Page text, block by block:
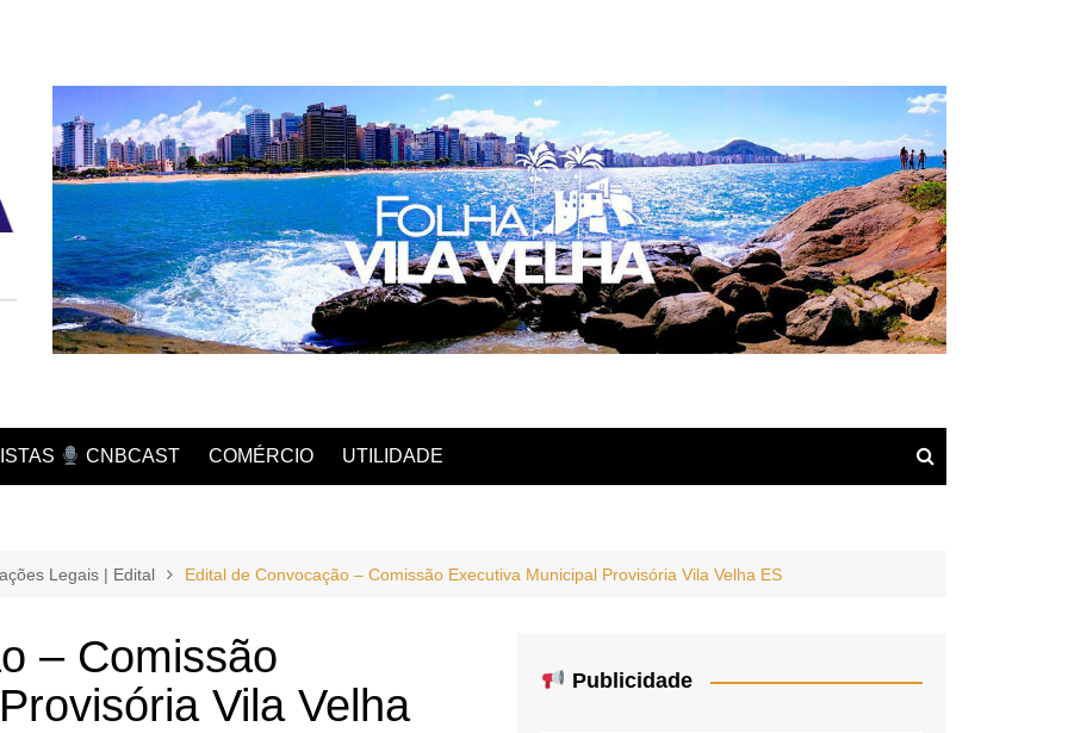
CNBCAST COMÉRCIO UTILIDADE
Legais | Edital Edital de Convocação – Comissão Executiva Municipal Provisória Vila Velha ES
– Comissão
Vila Velha
Publicidade